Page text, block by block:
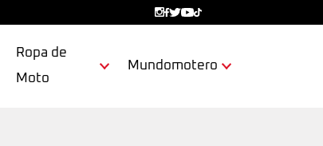
Ropa de
Moto
Mundomotero